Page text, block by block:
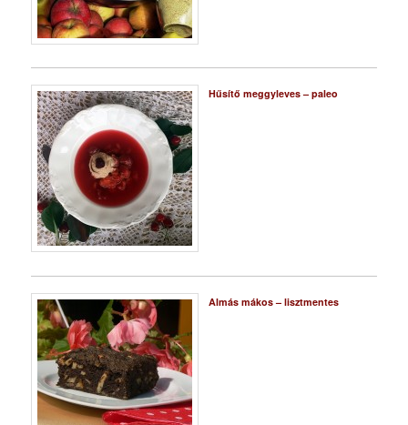
Hűsítő meggyleves – paleo
Almás mákos – lisztmentes